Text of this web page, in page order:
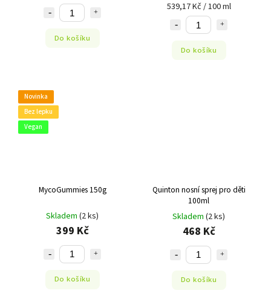
Do košíku
539,17 Kč / 100 ml
Do košíku
Novinka
Bez lepku
Vegan
MycoGummies 150g
Skladem (2 ks)
399 Kč
Do košíku
Quinton nosní sprej pro děti
100ml
Skladem (2 ks)
468 Kč
Do košíku